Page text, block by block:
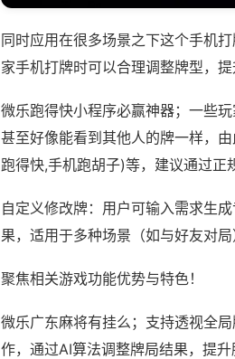
同时应用在很多场景之下这个手机
家手机打牌时可以合理调整牌型，
微乐跑得快小程序必赢神器；一些
甚至好像能看到其他人的牌一样，
跑得快,手机跑胡子)等，建议通过正
自定义修改牌：用户可输入需求生
果，适用于多种场景（如与好友对
聚焦相关游戏功能优势与特色！
微乐广东麻将有挂么；支持透视全
作，通过AI算法调整牌局结果，提升